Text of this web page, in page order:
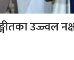
उज्ज्वल